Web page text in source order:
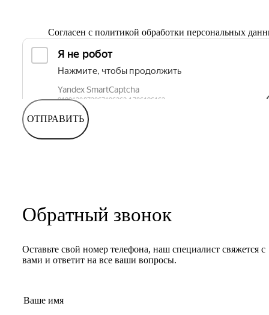
Согласен с политикой обработки персональных
ОТПРАВИТЬ
Обратный звонок
Оставьте свой номер телефона, наш специалист свяжется с
вами и ответит на все ваши вопросы.